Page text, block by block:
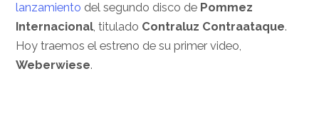
lanzamiento del segundo disco de Pommez
Internacional, titulado Contraluz Contraataque.
Hoy traemos el estreno de su primer video,
Weberwiese.